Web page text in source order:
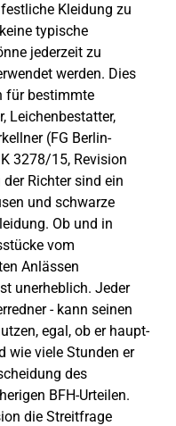
Kleidung zu
typische
jederzeit zu
werden. Dies
für bestimmte
Leichenbestatter,
(FG Berlin-
3278/15, Revision
Richter sind ein
und schwarze
Ob und in
vom
Anlässen
unerheblich. Jeder
- kann seinen
egal, ob er haupt-
wie viele Stunden er
des
BFH-Urteilen.
die Streitfrage